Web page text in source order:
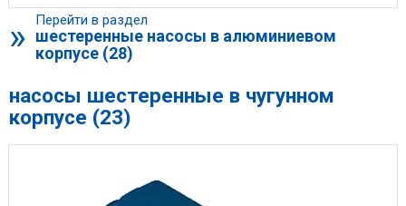
» Перейти в раздел
шестеренные насосы в алюминиевом
корпусе (28)
насосы шестеренные в чугунном
корпусе (23)